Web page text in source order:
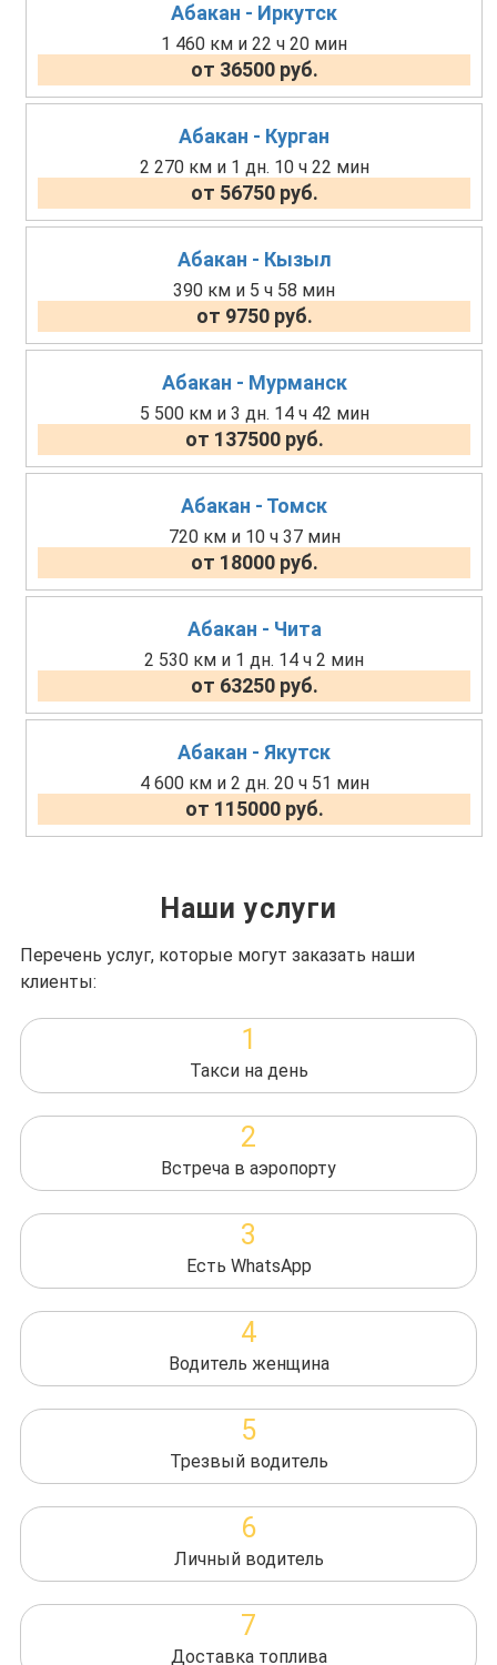
Абакан - Иркутск
1 460 км и 22 ч 20 мин
от 36500 руб.
Абакан - Курган
2 270 км и 1 дн. 10 ч 22 мин
от 56750 руб.
Абакан - Кызыл
390 км и 5 ч 58 мин
от 9750 руб.
Абакан - Мурманск
5 500 км и 3 дн. 14 ч 42 мин
от 137500 руб.
Абакан - Томск
720 км и 10 ч 37 мин
от 18000 руб.
Абакан - Чита
2 530 км и 1 дн. 14 ч 2 мин
от 63250 руб.
Абакан - Якутск
4 600 км и 2 дн. 20 ч 51 мин
от 115000 руб.
Наши услуги
Перечень услуг, которые могут заказать наши
клиенты:
1
Такси на день
2
Встреча в аэропорту
3
Есть WhatsApp
4
Водитель женщина
5
Трезвый водитель
6
Личный водитель
7
Доставка топлива